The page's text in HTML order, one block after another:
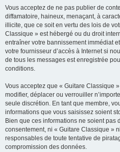
Vous acceptez de ne pas publier de
diffamatoire, haineux, menaçant, à
illicite, que ce soit en vertu des lois de
Classique » est hébergé ou du droit
entraîner votre bannissement immédiat
votre fournisseur d’accès à Internet si
de tous les messages est enregistrée
conditions.
Vous acceptez que « Guitare Classique
modifier, déplacer ou verrouiller
seule discrétion. En tant que membre,
informations que vous saisissez soient
Bien que ces informations ne soient pas
consentement, ni « Guitare Classique »
responsables de toute tentative de
compromission des données.